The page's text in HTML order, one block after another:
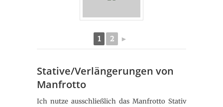
1 2 ►
Stative/Verlängerungen von
Manfrotto
Ich nutze ausschließlich das Manfrotto Stativ